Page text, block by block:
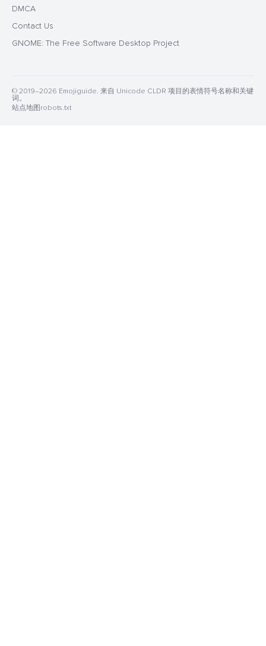
DMCA
Contact Us
GNOME: The Free Software Desktop Project
© 2019–2026 Emojiguide. 来自 Unicode CLDR 项目的表情符号名称和关键
词。
站点地图 robots.txt